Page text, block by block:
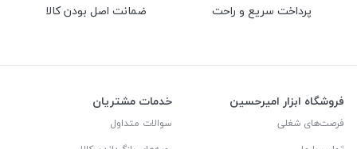
پرداخت سریع و راحت ضمانت اصل بودن کالا
فروشگاه ابزار امیرحسین
فرصت‌های شغلی
خدمات مشتریان
سوالات متداول